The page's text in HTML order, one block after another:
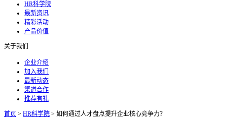
HR科学院
最新资讯
精彩活动
产品价值
关于我们
企业介绍
加入我们
最新动态
渠道合作
推荐有礼
首页 > HR科学院 > 如何通过人才盘点提升企业核心竞争力？